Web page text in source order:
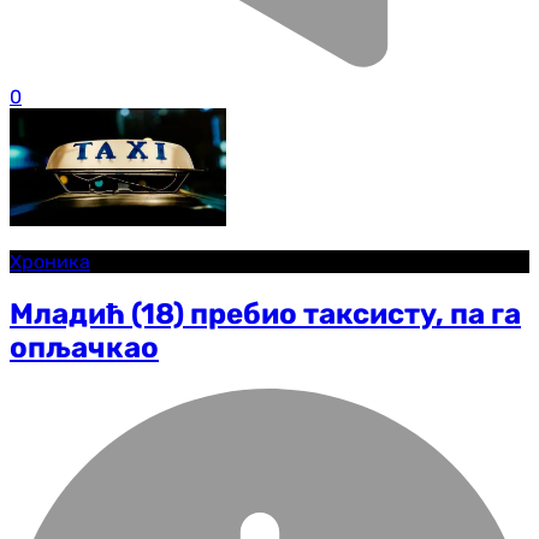
0
Хроника
Младић (18) пребио таксисту, па га
опљачкао